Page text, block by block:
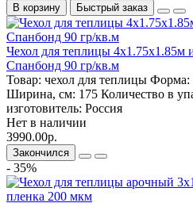
В корзину Быстрый заказ
Чехол для теплицы 4х1.75х1.85м
Спанбонд 90 гр/кв.м
Товар: чехол для теплицы Форма:
Ширина, см: 175 Количество в
изготовитель: Россия
Нет в наличии
3990.00р.
Закончился
- 35%